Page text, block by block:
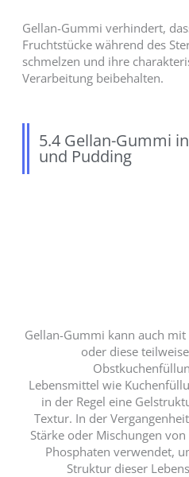
Gellan-Gummi verhindert,
Fruchtstücke während des
schmelzen und ihre
Verarbeitung beibehalten.
5.4 Gellan-Gummi
und Pudding
Gellan-Gummi kann auch
oder diese
Lebensmittel wie
in der Regel eine
Textur. In der
Stärke oder Mischungen
Phosphaten verwendet,
Struktur dieser